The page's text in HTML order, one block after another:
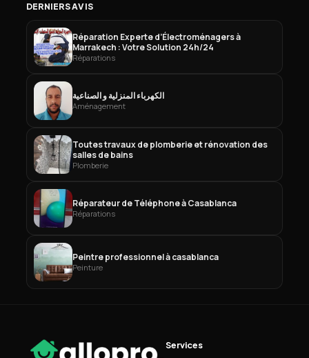
DERNIERS AVIS
Réparation Experte d’Électroménagers à
Marrakech : Votre Solution 24h/24
Réparations
الكهرباء المنزلية و الصناعية
Aménagement
Toutes travaux de plomberie et rénovation des
salles de bains
Plomberie
Réparateur de Téléphone à Casablanca
Réparations
Peintre professionnel à casablanca
Peinture
Services